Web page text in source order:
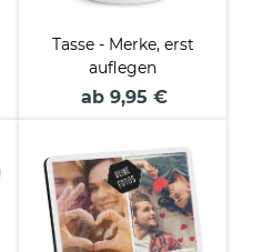
Tasse - Merke, erst
auflegen
ab 9,95 €